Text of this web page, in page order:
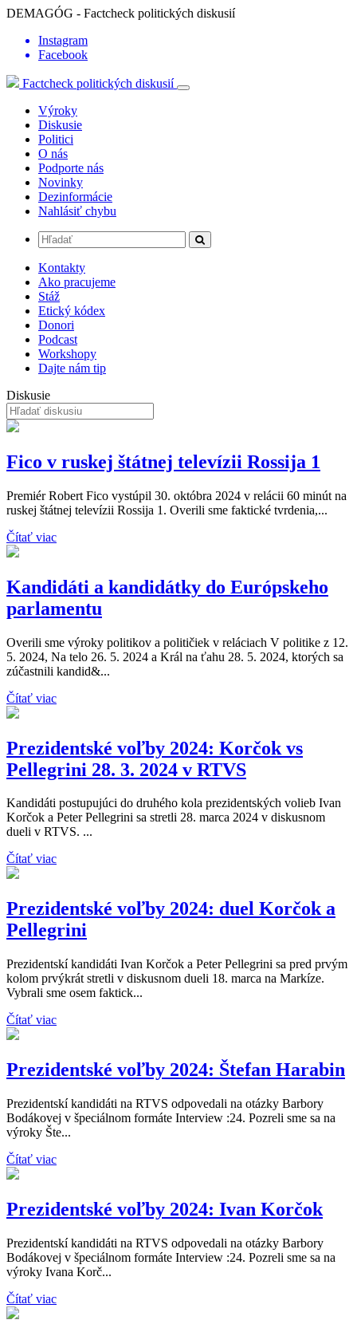
DEMAGÓG - Factcheck politických diskusií
Instagram
Facebook
Factcheck politických diskusií
Výroky
Diskusie
Politici
O nás
Podporte nás
Novinky
Dezinformácie
Nahlásiť chybu
Kontakty
Ako pracujeme
Stáž
Etický kódex
Donori
Podcast
Workshopy
Dajte nám tip
Diskusie
Fico v ruskej štátnej televízii Rossija 1
Premiér Robert Fico vystúpil 30. októbra 2024 v relácii 60 minút na
ruskej štátnej televízii Rossija 1. Overili sme faktické tvrdenia,...
Čítať viac
Kandidáti a kandidátky do Európskeho
parlamentu
Overili sme výroky politikov a političiek v reláciach V politike z 12.
5. 2024, Na telo 26. 5. 2024 a Král na ťahu 28. 5. 2024, ktorých sa
zúčastnili kandid&...
Čítať viac
Prezidentské voľby 2024: Korčok vs
Pellegrini 28. 3. 2024 v RTVS
Kandidáti postupujúci do druhého kola prezidentských volieb Ivan
Korčok a Peter Pellegrini sa stretli 28. marca 2024 v diskusnom
dueli v RTVS. ...
Čítať viac
Prezidentské voľby 2024: duel Korčok a
Pellegrini
Prezidentskí kandidáti Ivan Korčok a Peter Pellegrini sa pred prvým
kolom prvýkrát stretli v diskusnom dueli 18. marca na Markíze.
Vybrali sme osem faktick...
Čítať viac
Prezidentské voľby 2024: Štefan Harabin
Prezidentskí kandidáti na RTVS odpovedali na otázky Barbory
Bodákovej v špeciálnom formáte Interview :24. Pozreli sme sa na
výroky Šte...
Čítať viac
Prezidentské voľby 2024: Ivan Korčok
Prezidentskí kandidáti na RTVS odpovedali na otázky Barbory
Bodákovej v špeciálnom formáte Interview :24. Pozreli sme sa na
výroky Ivana Korč...
Čítať viac